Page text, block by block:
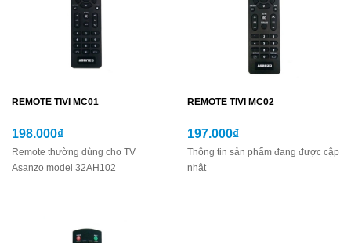
REMOTE TIVI MC01
198.000₫
Remote thường dùng cho TV
Asanzo model 32AH102
REMOTE TIVI MC02
197.000₫
Thông tin sản phẩm đang được cập
nhật